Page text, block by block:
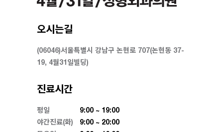
오시는길
(06046)서울특별시 강남구 논현로 707(논현동 37-
19, 4월31일빌딩)
진료시간
평일
9:00 ~ 19:00
야간진료(화)
9:00 ~ 20:00